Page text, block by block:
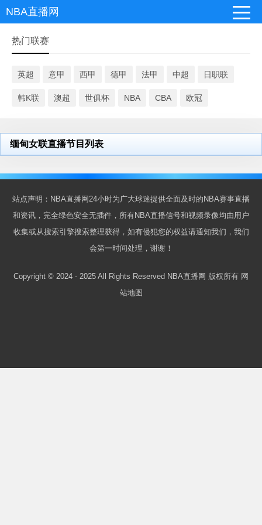
NBA直播网
热门联赛
英超 意甲 西甲 德甲 法甲 中超 日职联
韩K联 澳超 世俱杯 NBA CBA 欧冠
缅甸女联直播节目列表
站点声明：NBA直播网24小时为广大球迷提供全面及时的NBA赛事直播
和资讯，完全绿色安全无插件，所有NBA直播信号和视频录像均由用户
收集或从搜索引擎搜索整理获得，如有侵犯您的权益请通知我们，我们
会第一时间处理，谢谢！
Copyright © 2024 - 2025 All Rights Reserved NBA直播网 版权所有 网
站地图